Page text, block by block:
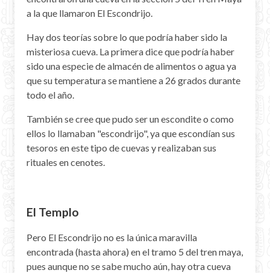
a la que llamaron El Escondrijo.
Hay dos teorías sobre lo que podría haber sido la
misteriosa cueva. La primera dice que podría haber
sido una especie de almacén de alimentos o agua ya
que su temperatura se mantiene a 26 grados durante
todo el año.
También se cree que pudo ser un escondite o como
ellos lo llamaban "escondrijo", ya que escondían sus
tesoros en este tipo de cuevas y realizaban sus
rituales en cenotes.
El Templo
Pero El Escondrijo no es la única maravilla
encontrada (hasta ahora) en el tramo 5 del tren maya,
pues aunque no se sabe mucho aún, hay otra cueva